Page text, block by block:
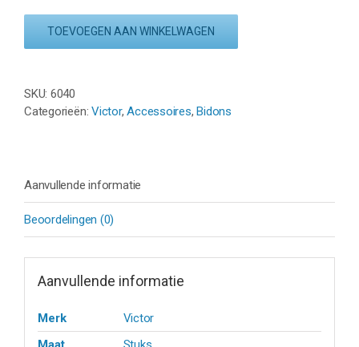
DRAGON
PG871DBZ
-
TOEVOEGEN AAN WINKELWAGEN
SKU: 6040
Categorieën:Victor,Accessoires, Bidons
Aanvullende informatie
Beoordelingen (0)
Aanvullende informatie
Merk
Victor